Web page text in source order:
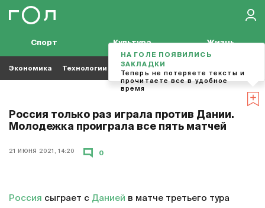
Спорт Культура Жизнь
Экономика Технологии Кино Футбол
Россия только раз играла против Дании.
Молодежка проиграла все пять матчей
21 ИЮНЯ 2021, 14:20 0
Россия сыграет с Данией в матче третьего тура
НА ГОЛЕ ПОЯВИЛИСЬ
ЗАКЛАДКИ
Теперь не потеряете тексты и
прочитаете все в удобное
время